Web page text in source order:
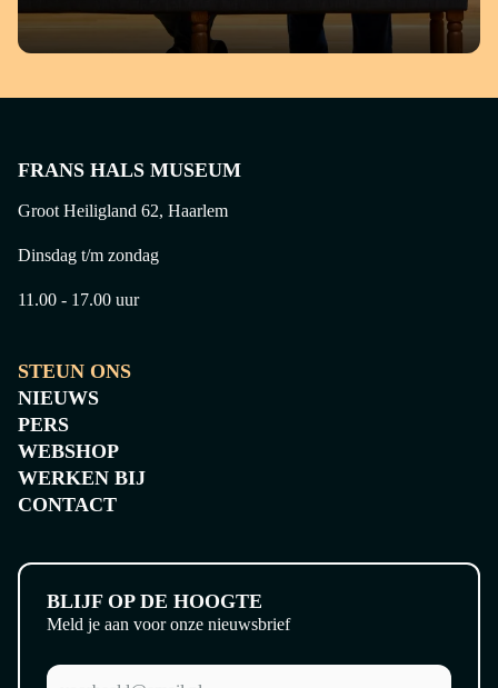
TOPSTUKKENTOUR
FRANS HALS MUSEUM
Groot Heiligland 62, Haarlem
Dinsdag t/m zondag
11.00 - 17.00 uur
STEUN ONS
NIEUWS
PERS
WEBSHOP
WERKEN BIJ
CONTACT
BLIJF OP DE HOOGTE
Meld je aan voor onze nieuwsbrief